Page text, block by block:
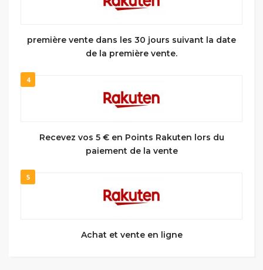
première vente dans les 30 jours suivant la date
de la première vente.
4
Recevez vos 5 € en Points Rakuten lors du
paiement de la vente
5
Achat et vente en ligne